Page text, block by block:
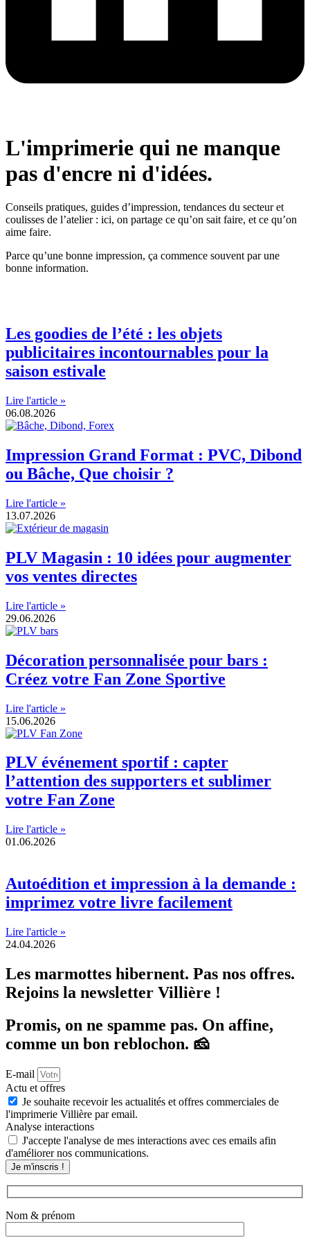
L'imprimerie qui ne manque
pas d'encre ni d'idées.
Conseils pratiques, guides d’impression, tendances du secteur et
coulisses de l’atelier : ici, on partage ce qu’on sait faire, et ce qu’on
aime faire.
Parce qu’une bonne impression, ça commence souvent par une
bonne information.
Les goodies de l’été : les objets
publicitaires incontournables pour la
saison estivale
Lire l'article »
06.08.2026
Impression Grand Format : PVC, Dibond
ou Bâche, Que choisir ?
Lire l'article »
13.07.2026
PLV Magasin : 10 idées pour augmenter
vos ventes directes
Lire l'article »
29.06.2026
Décoration personnalisée pour bars :
Créez votre Fan Zone Sportive
Lire l'article »
15.06.2026
PLV événement sportif : capter
l’attention des supporters et sublimer
votre Fan Zone
Lire l'article »
01.06.2026
Autoédition et impression à la demande :
imprimez votre livre facilement
Lire l'article »
24.04.2026
Les marmottes hibernent. Pas nos offres.
Rejoins la newsletter Villière !
Promis, on ne spamme pas. On affine,
comme un bon reblochon. 🧀
E-mail
Actu et offres
Je souhaite recevoir les actualités et offres commerciales de
l'imprimerie Villière par email.
Analyse interactions
J'accepte l'analyse de mes interactions avec ces emails afin
d'améliorer nos communications.
Je m'inscris !
Nom & prénom